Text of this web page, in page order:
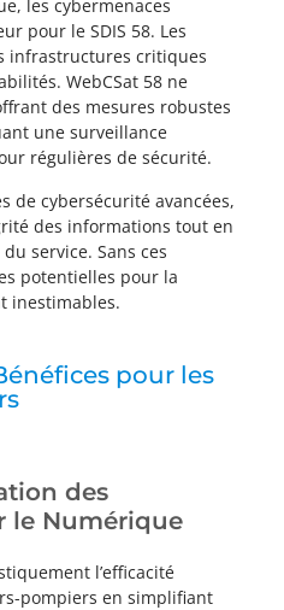
les cybermenaces
pour le SDIS 58. Les
infrastructures critiques
WebCSat 58 ne
des mesures robustes
une surveillance
régulières de sécurité.
de cybersécurité avancées,
des informations tout en
service. Sans ces
potentielles pour la
inestimables.
pour les
des
le Numérique
l’efficacité
pompiers en simplifiant